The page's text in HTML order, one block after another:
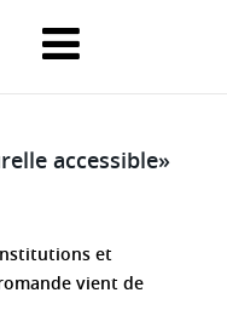
accessible»
et
vient de